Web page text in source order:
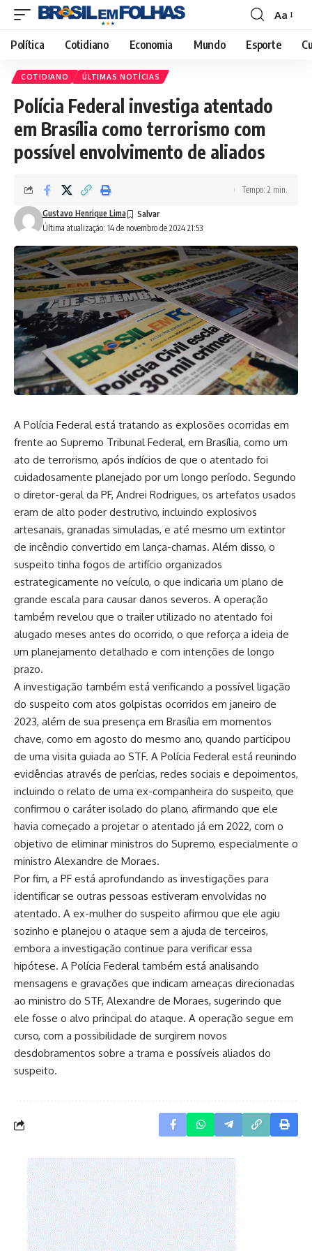
Font
Resizer
Aa
Política Cotidiano Economia Mundo Esporte
COTIDIANO ÚLTIMAS NOTÍCIAS
Polícia Federal investiga atentado
em Brasília como terrorismo com
possível envolvimento de aliados
Última atualização: 14 de novembro de 2024 21:53
Gustavo Henrique Lima
Tempo: 2 min.
A Polícia Federal está tratando as explosões ocorridas em
frente ao Supremo Tribunal Federal, em Brasília, como um
ato de terrorismo, após indícios de que o atentado foi
cuidadosamente planejado por um longo período. Segundo
o diretor-geral da PF, Andrei Rodrigues, os artefatos usados
eram de alto poder destrutivo, incluindo explosivos
artesanais, granadas simuladas, e até mesmo um extintor
de incêndio convertido em lança-chamas. Além disso, o
suspeito tinha fogos de artifício organizados
estrategicamente no veículo, o que indicaria um plano de
grande escala para causar danos severos. A operação
também revelou que o trailer utilizado no atentado foi
alugado meses antes do ocorrido, o que reforça a ideia de
um planejamento detalhado e com intenções de longo
prazo.
A investigação também está verificando a possível ligação
do suspeito com atos golpistas ocorridos em janeiro de
2023, além de sua presença em Brasília em momentos
chave, como em agosto do mesmo ano, quando participou
de uma visita guiada ao STF. A Polícia Federal está reunindo
evidências através de perícias, redes sociais e depoimentos,
incluindo o relato de uma ex-companheira do suspeito, que
confirmou o caráter isolado do plano, afirmando que ele
havia começado a projetar o atentado já em 2022, com o
objetivo de eliminar ministros do Supremo, especialmente o
ministro Alexandre de Moraes.
Por fim, a PF está aprofundando as investigações para
identificar se outras pessoas estiveram envolvidas no
atentado. A ex-mulher do suspeito afirmou que ele agiu
sozinho e planejou o ataque sem a ajuda de terceiros,
embora a investigação continue para verificar essa
hipótese. A Polícia Federal também está analisando
mensagens e gravações que indicam ameaças direcionadas
ao ministro do STF, Alexandre de Moraes, sugerindo que
ele fosse o alvo principal do ataque. A operação segue em
curso, com a possibilidade de surgirem novos
desdobramentos sobre a trama e possíveis aliados do
suspeito.